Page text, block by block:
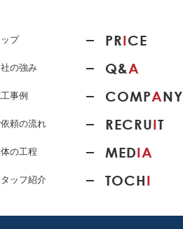
ップ
の強み
事例
頼の流れ
の工程
ッフ紹介
PRICE
Q&A
COMPANY
RECRUIT
MEDIA
TOCHI